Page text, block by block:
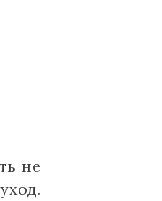
не